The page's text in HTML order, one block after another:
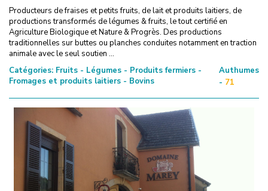
Producteurs de fraises et petits fruits, de lait et produits laitiers, de
productions transformés de légumes & fruits, le tout certifié en
Agriculture Biologique et Nature & Progrès. Des productions
traditionnelles sur buttes ou planches conduites notamment en traction
animale avec le seul soutien ...
Catégories: Fruits - Légumes - Produits fermiers -
Fromages et produits laitiers - Bovins
Authumes
- 71